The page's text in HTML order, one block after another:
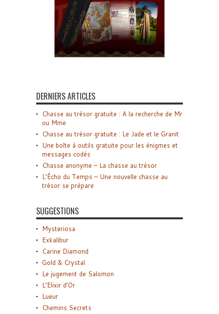
DERNIERS ARTICLES
Chasse au trésor gratuite : A la recherche de Mr
ou Mme
Chasse au trésor gratuite : Le Jade et le Granit
Une boîte à outils gratuite pour les énigmes et
messages codés
Chasse anonyme – La chasse au trésor
L’Écho du Temps – Une nouvelle chasse au
trésor se prépare
SUGGESTIONS
Mysteriosa
Exkalibur
Carine Diamond
Gold & Crystal
Le jugement de Salomon
L’Elixir d’Or
Lueur
Chemins Secrets